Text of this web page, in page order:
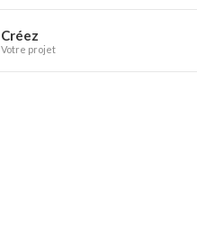
Créez
Votre projet